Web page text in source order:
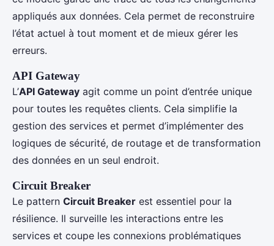
appliqués aux données. Cela permet de reconstruire
l’état actuel à tout moment et de mieux gérer les
erreurs.
API Gateway
L’API Gateway agit comme un point d’entrée unique
pour toutes les requêtes clients. Cela simplifie la
gestion des services et permet d’implémenter des
logiques de sécurité, de routage et de transformation
des données en un seul endroit.
Circuit Breaker
Le pattern Circuit Breaker est essentiel pour la
résilience. Il surveille les interactions entre les
services et coupe les connexions problématiques